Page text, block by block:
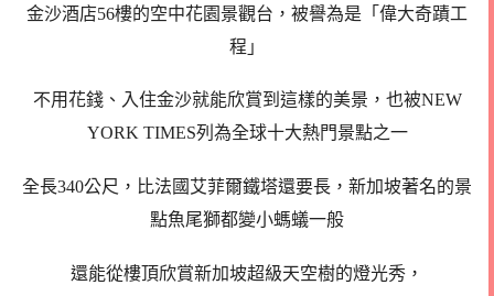
金沙酒店56樓的空中花園景觀台，被譽為是「偉大奇蹟工
程」
不用花錢、入住金沙就能欣賞到這樣的美景，也被NEW
YORK TIMES列為全球十大熱門景點之一
全長340公尺，比法國艾菲爾鐵塔還要長，新加坡著名的景
點魚尾獅都變小螞蟻一般
還能從樓頂欣賞新加坡超級天空樹的燈光秀，